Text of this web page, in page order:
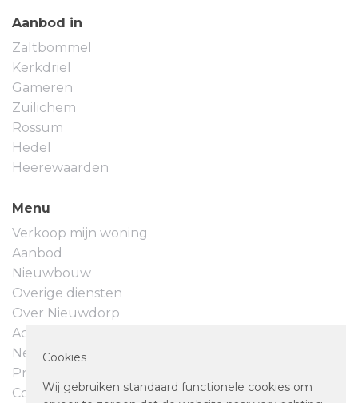
Aanbod in
Zaltbommel
Kerkdriel
Gameren
Zuilichem
Rossum
Hedel
Heerewaarden
Menu
Verkoop mijn woning
Aanbod
Nieuwbouw
Overige diensten
Over Nieuwdorp
Actueel
Neem contact op
Privacyverklaring
Cookievoorkeuren
Cookies
Wij gebruiken standaard functionele cookies om